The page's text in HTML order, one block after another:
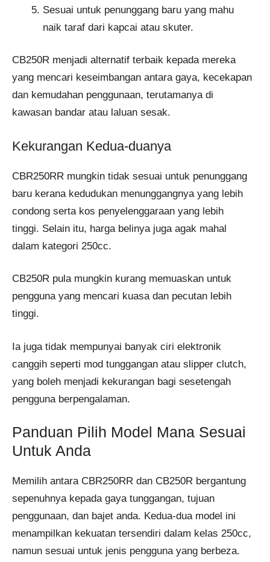
Sesuai untuk penunggang baru yang mahu
naik taraf dari kapcai atau skuter.
CB250R menjadi alternatif terbaik kepada mereka
yang mencari keseimbangan antara gaya, kecekapan
dan kemudahan penggunaan, terutamanya di
kawasan bandar atau laluan sesak.
Kekurangan Kedua-duanya
CBR250RR mungkin tidak sesuai untuk penunggang
baru kerana kedudukan menunggangnya yang lebih
condong serta kos penyelenggaraan yang lebih
tinggi. Selain itu, harga belinya juga agak mahal
dalam kategori 250cc.
CB250R pula mungkin kurang memuaskan untuk
pengguna yang mencari kuasa dan pecutan lebih
tinggi.
Ia juga tidak mempunyai banyak ciri elektronik
canggih seperti mod tunggangan atau slipper clutch,
yang boleh menjadi kekurangan bagi sesetengah
pengguna berpengalaman.
Panduan Pilih Model Mana Sesuai
Untuk Anda
Memilih antara CBR250RR dan CB250R bergantung
sepenuhnya kepada gaya tunggangan, tujuan
penggunaan, dan bajet anda. Kedua-dua model ini
menampilkan kekuatan tersendiri dalam kelas 250cc,
namun sesuai untuk jenis pengguna yang berbeza.